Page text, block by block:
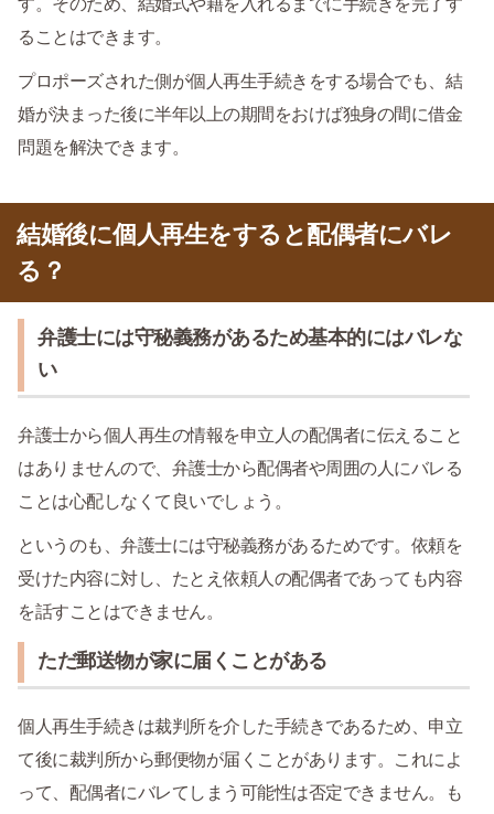
す。そのため、結婚式や籍を入れるまでに手続きを完了す
ることはできます。
プロポーズされた側が個人再生手続きをする場合でも、結
婚が決まった後に半年以上の期間をおけば独身の間に借金
問題を解決できます。
結婚後に個人再生をすると配偶者にバレ
る？
弁護士には守秘義務があるため基本的にはバレな
い
弁護士から個人再生の情報を申立人の配偶者に伝えること
はありませんので、弁護士から配偶者や周囲の人にバレる
ことは心配しなくて良いでしょう。
というのも、弁護士には守秘義務があるためです。依頼を
受けた内容に対し、たとえ依頼人の配偶者であっても内容
を話すことはできません。
ただ郵送物が家に届くことがある
個人再生手続きは裁判所を介した手続きであるため、申立
て後に裁判所から郵便物が届くことがあります。これによ
って、配偶者にバレてしまう可能性は否定できません。も